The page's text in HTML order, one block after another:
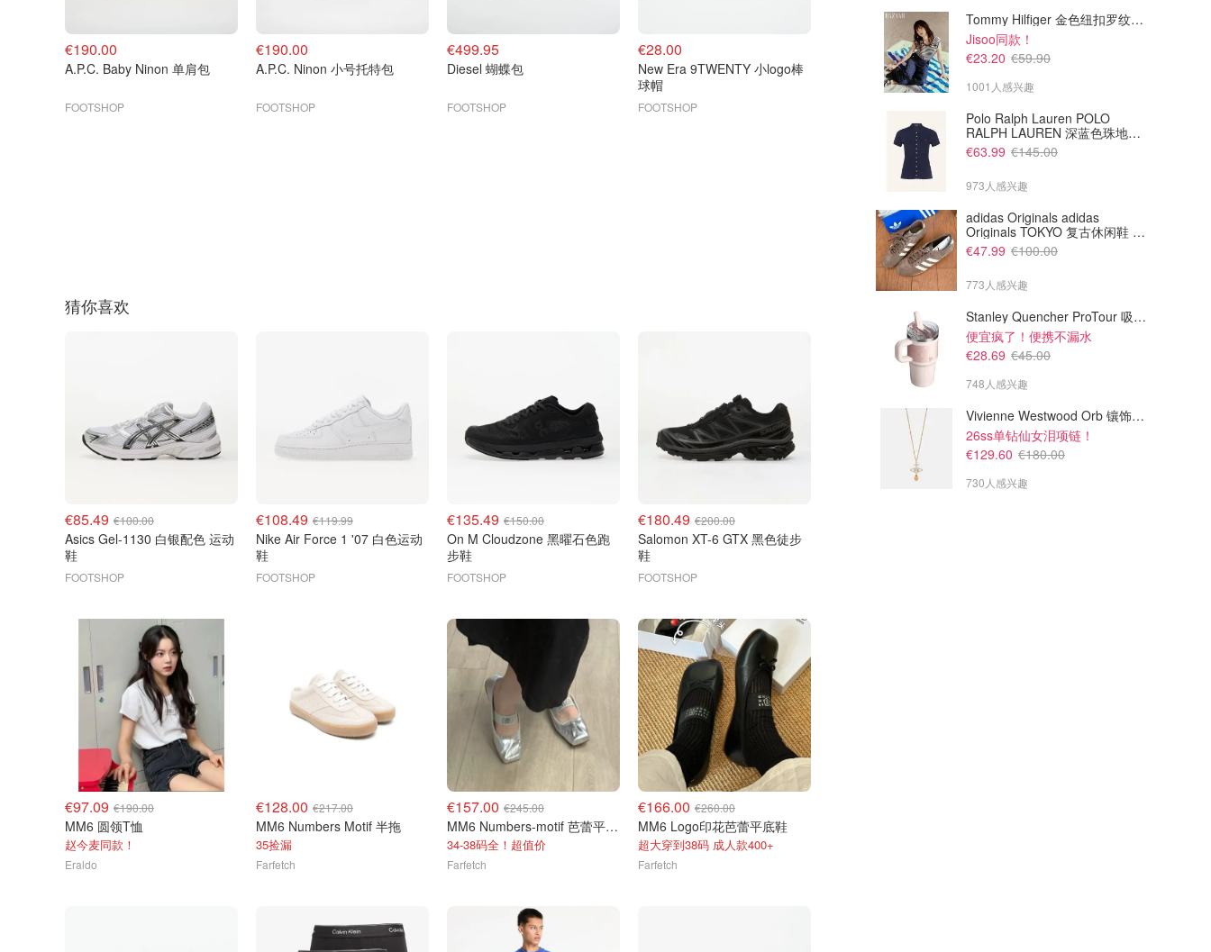
€190.00
A.P.C. Baby Ninon 单肩包
FOOTSHOP
€190.00
A.P.C. Ninon 小号托特包
FOOTSHOP
€499.95
Diesel 蝴蝶包
FOOTSHOP
€28.00
New Era 9TWENTY 小logo棒
球帽
FOOTSHOP
New Era 9TWENTY 小logo棒
€28.00
New Era 9TWENTY 小logo棒
球帽
猜你喜欢
€85.49 €100.00
Asics Gel-1130 白银配色 运动
鞋
FOOTSHOP
€108.49 €119.99
Nike Air Force 1 '07 白色运动
鞋
FOOTSHOP
€135.49 €150.00
On M Cloudzone 黑曜石色跑
步鞋
FOOTSHOP
€180.49 €200.00
Salomon XT-6 GTX 黑色徒步
鞋
FOOTSHOP
€97.09 €190.00
MM6 圆领T恤
赵今麦同款！
Eraldo
€128.00 €217.00
MM6 Numbers Motif 半拖
35捡漏
Farfetch
€157.00 €245.00
MM6 Numbers-motif 芭蕾平底鞋 大童
34-38码全！超值价
Farfetch
€166.00 €260.00
MM6 Logo印花芭蕾平底鞋
超大穿到38码 成人款400+
Farfetch
Tommy Hilfiger 金色纽扣罗纹背心
Jisoo同款！
€23.20 €59.90
1001人感兴趣
Polo Ralph Lauren POLO
RALPH LAUREN 深蓝色珠地布
Polo衫
€63.99 €145.00
973人感兴趣
adidas Originals adidas
Originals TOKYO 复古休闲鞋 深
棕色
€47.99 €100.00
773人感兴趣
Stanley Quencher ProTour 吸管杯 0.59L
便宜疯了！便携不漏水
€28.69 €45.00
748人感兴趣
Vivienne Westwood Orb 镶饰项链
26ss单钻仙女泪项链！
€129.60 €180.00
730人感兴趣